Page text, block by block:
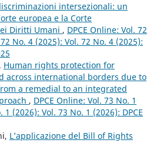
intersezionali: un
europea e la Corte
Diritti Umani , DPCE Online: Vol. 72
No. 4 (2025): Vol. 72 No. 4 (2025):
Human rights protection for
across international borders due to
a remedial to an integrated
, DPCE Online: Vol. 73 No. 1
1 (2026): Vol. 73 No. 1 (2026): DPCE
L’applicazione del Bill of Rights